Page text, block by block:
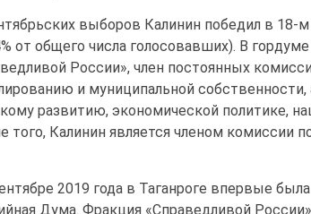
выборов Калинин победил в 18-м
от общего числа голосовавших). В гордуме
России», член постоянных
и муниципальной
развитию, экономической политике,
того, Калинин является членом комиссии
2019 года в Таганроге впервые была
Дума. Фракция «Справедливой России»